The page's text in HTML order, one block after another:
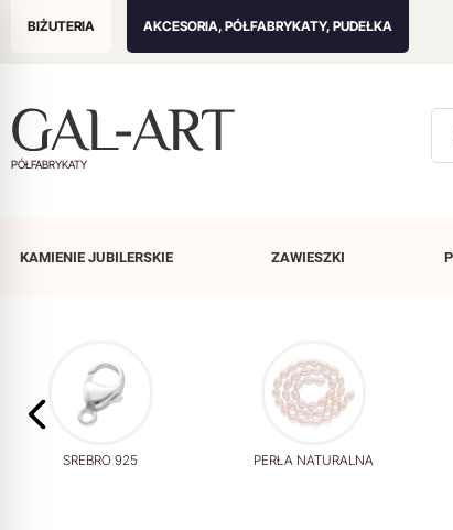
BIŻUTERIA AKCESORIA, PÓŁFABRYKATY, PUDEŁKA
PÓŁFABRYKATY
KAMIENIE JUBILERSKIE ZAWIESZKI
SREBRO 925 PERŁA NATURALNA